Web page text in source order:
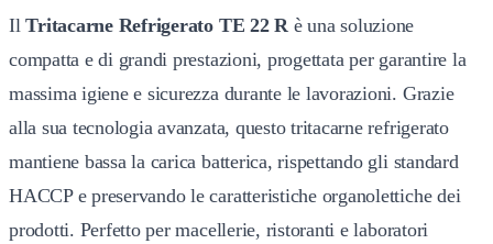
IlTritacarne Refrigerato TE 22 R è una soluzione
compatta e di grandi prestazioni, progettata per garantire la
massima igiene e sicurezza durante le lavorazioni. Grazie
alla sua tecnologia avanzata, questo tritacarne refrigerato
mantiene bassa la carica batterica, rispettando gli standard
HACCP e preservando le caratteristiche organolettiche dei
prodotti. Perfetto per macellerie, ristoranti e laboratori